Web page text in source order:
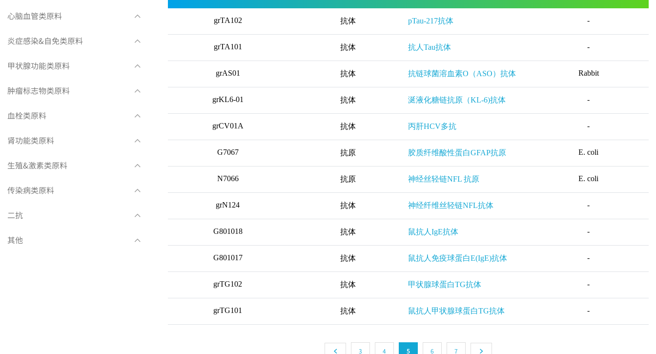
心脑血管类原料
炎症感染&自免类原料
甲状腺功能类原料
肿瘤标志物类原料
血栓类原料
肾功能类原料
生殖&激素类原料
传染病类原料
二抗
其他
grTA102 抗体 pTau-217抗体 -
grTA101 抗体 抗人Tau抗体 -
grAS01 抗体 抗链球菌溶血素O（ASO）抗体 Rabbit
grKL6-01 抗体 涎液化糖链抗原（KL-6)抗体 -
grCV01A 抗体 丙肝HCV多抗 -
G7067 抗原 胶质纤维酸性蛋白GFAP抗原 E. coli
N7066 抗原 神经丝轻链NFL 抗原 E. coli
grN124 抗体 神经纤维丝轻链NFL抗体 -
G801018 抗体 鼠抗人IgE抗体 -
G801017 抗体 鼠抗人免疫球蛋白E(IgE)抗体 -
grTG102 抗体 甲状腺球蛋白TG抗体 -
grTG101 抗体 鼠抗人甲状腺球蛋白TG抗体 -
3 4 5 6 7